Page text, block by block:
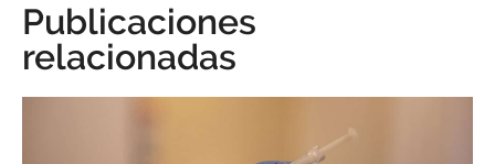
Publicaciones
relacionadas